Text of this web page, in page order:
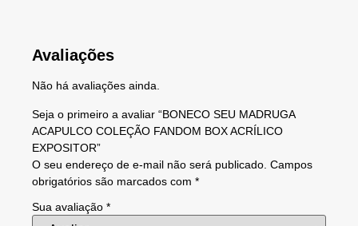
Avaliações
Não há avaliações ainda.
Seja o primeiro a avaliar “BONECO SEU MADRUGA
ACAPULCO COLEÇÃO FANDOM BOX ACRÍLICO
EXPOSITOR”
O seu endereço de e-mail não será publicado. Campos
obrigatórios são marcados com *
Sua avaliação *